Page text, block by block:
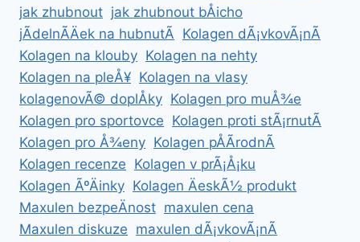
jak zhubnout jak zhubnout bÅicho
jÃ­delnÃ­Äek na hubnutÃ­ Kolagen dÃ¡vkovÃ¡nÃ­
Kolagen na klouby Kolagen na nehty
Kolagen na pleÅ¥ Kolagen na vlasy
kolagenovÃ© doplÅky Kolagen pro muÅ¾e
Kolagen pro sportovce Kolagen proti stÃ¡rnutÃ­
Kolagen pro Å¾eny Kolagen pÅÃ­rodnÃ­
Kolagen recenze Kolagen v prÃ¡Å¡ku
Kolagen ÃºÄinky Kolagen ÄeskÃ½ produkt
Maxulen bezpeÄnost maxulen cena
Maxulen diskuze maxulen dÃ¡vkovÃ¡nÃ­